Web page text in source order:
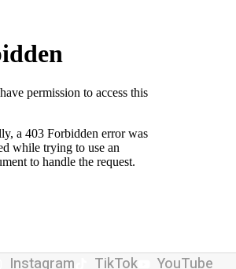
Instagram TikTok YouTube